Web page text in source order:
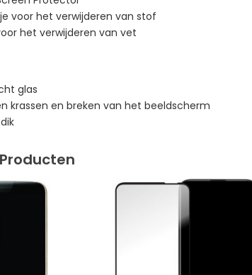
voor het verwijderen van stof
het verwijderen van vet
glas
krassen en breken van het beeldscherm